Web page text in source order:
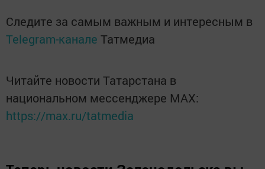
Следите за самым важным и интересным в
Telegram-канале Татмедиа
Читайте новости Татарстана в
национальном мессенджере MАХ:
https://max.ru/tatmedia